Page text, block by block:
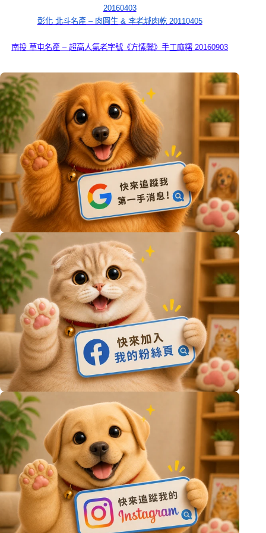
20160403
彰化 北斗名產 – 肉圓生 & 李老城肉乾 20110405
南投 草屯名產 – 超高人氣老字號《方愫馨》手工麻糬 20160903